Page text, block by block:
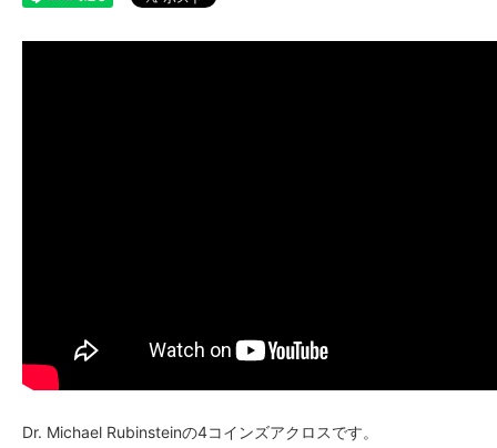
Dr. Michael Rubinsteinの4コインズアクロスです。